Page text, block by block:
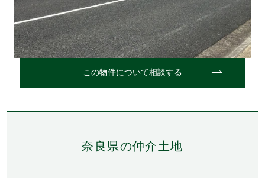
この物件について相談する
奈良県の仲介土地